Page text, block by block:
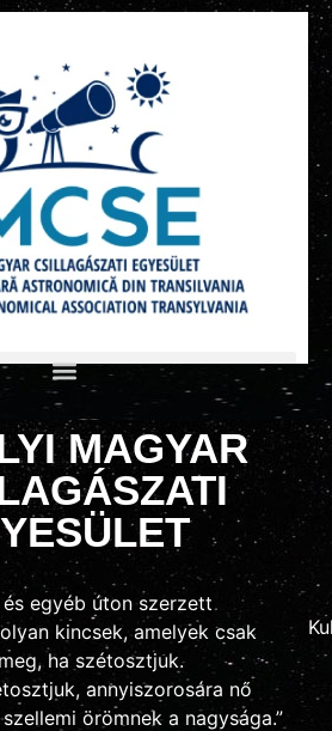
MAGYAR
egyéb úton szerzett
kincsek, amelyek csak
ha szétosztjuk.
annyiszorosára nő
örömnek a nagysága.”